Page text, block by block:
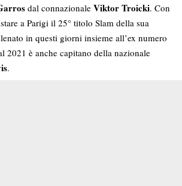
dal connazionale Viktor Troicki. Con
a Parigi il 25° titolo Slam della sua
in questi giorni insieme all’ex numero
2021 è anche capitano della nazionale
.